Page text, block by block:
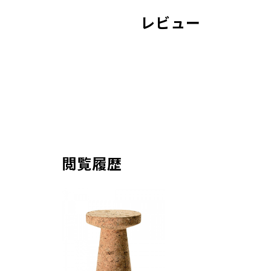
レビュー
閲覧履歴